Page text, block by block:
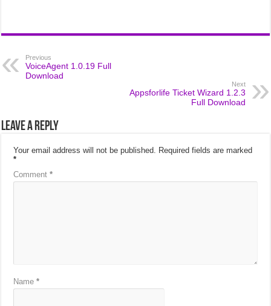
Previous
VoiceAgent 1.0.19 Full
Download
Next
Appsforlife Ticket Wizard 1.2.3
Full Download
Leave a Reply
Your email address will not be published. Required fields are marked
*
Comment*
Name*